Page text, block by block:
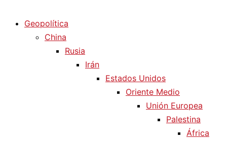
Geopolítica
China
Rusia
Irán
Estados Unidos
Oriente Medio
Unión Europea
Palestina
África